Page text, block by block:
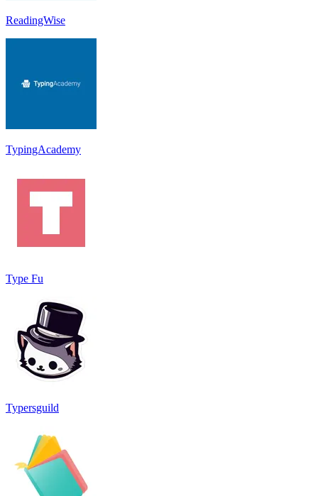
ReadingWise
TypingAcademy
Type Fu
Typersguild